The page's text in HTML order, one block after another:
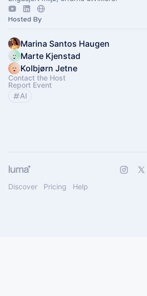
Hosted By
Marina Santos Haugen
Marte Kjenstad
Kolbjørn Jetne
Contact the Host
Report Event
AI
Discover Pricing Help